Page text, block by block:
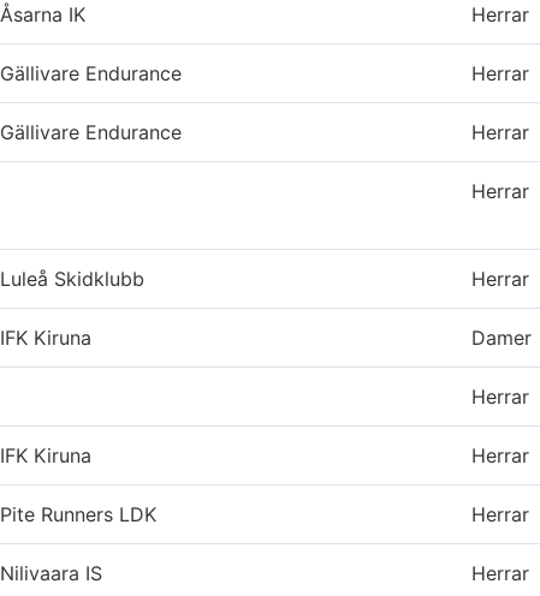
Åsarna IK Herrar
Gällivare Endurance Herrar
Gällivare Endurance Herrar
Herrar
Luleå Skidklubb Herrar
IFK Kiruna Damer
Herrar
IFK Kiruna Herrar
Pite Runners LDK Herrar
Nilivaara IS Herrar